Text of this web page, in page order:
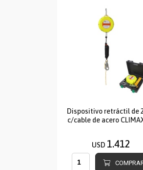
Dispositivo retráctil de
c/cable de acero
USD 1.412